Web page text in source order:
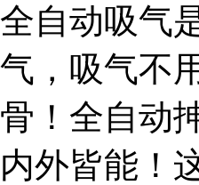
全自动吸气
气，吸气不
骨！全自动
内外皆能！